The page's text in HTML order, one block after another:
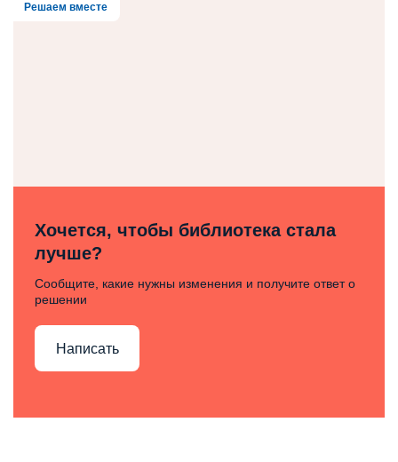
Решаем вместе
Хочется, чтобы библиотека стала
лучше?
Сообщите, какие нужны изменения и получите ответ о
решении
Написать